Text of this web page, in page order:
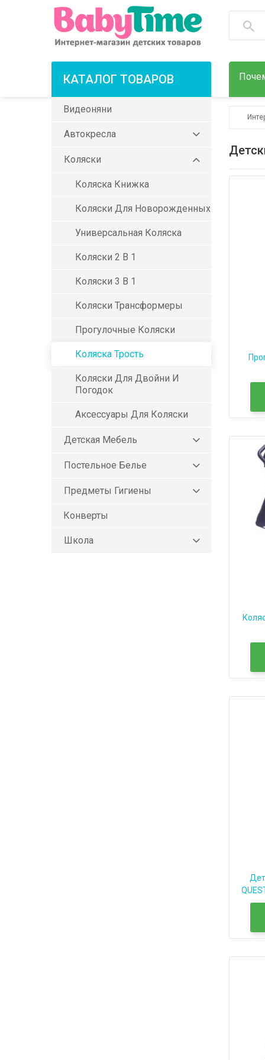
КАТАЛОГ ТОВАРОВ
Видеоняни
Автокресла
Коляски
Коляска Книжка
Коляски Для Новорожденных
Универсальная Коляска
Коляски 2 В 1
Коляски 3 В 1
Коляски Трансформеры
Прогулочные Коляски
Коляска Трость
Коляски Для Двойни И
Погодок
Аксессуары Для Коляски
Детская Мебель
Постельное Белье
Предметы Гигиены
Конверты
Школа